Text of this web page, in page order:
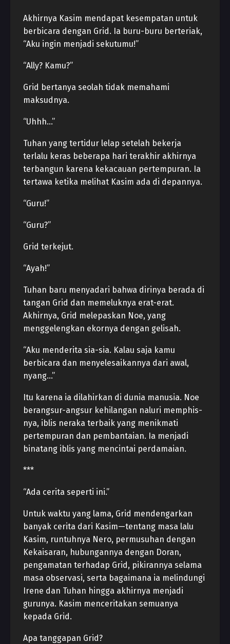
Akhirnya Kasim mendapat kesempatan untuk
berbicara dengan Grid. Ia buru-buru berteriak,
“Aku ingin menjadi sekutumu!”
“Ally? Kamu?”
Grid bertanya seolah tidak memahami
maksudnya.
“Uhhh…”
Tuhan yang tertidur lelap setelah bekerja
terlalu keras beberapa hari terakhir akhirnya
terbangun karena kekacauan pertempuran. Ia
tertawa ketika melihat Kasim ada di depannya.
“Guru!”
“Guru?”
Grid terkejut.
“Ayah!”
Tuhan baru menyadari bahwa dirinya berada di
tangan Grid dan memeluknya erat-erat.
Akhirnya, Grid melepaskan Noe, yang
menggelengkan ekornya dengan gelisah.
“Aku menderita sia-sia. Kalau saja kamu
berbicara dan menyelesaikannya dari awal,
nyang…”
Itu karena ia dilahirkan di dunia manusia. Noe
berangsur-angsur kehilangan naluri memphis-
nya, iblis neraka terbaik yang menikmati
pertempuran dan pembantaian. Ia menjadi
binatang iblis yang mencintai perdamaian.
***
“Ada cerita seperti ini.”
Untuk waktu yang lama, Grid mendengarkan
banyak cerita dari Kasim—tentang masa lalu
Kasim, runtuhnya Nero, permusuhan dengan
Kekaisaran, hubungannya dengan Doran,
pengamatan terhadap Grid, pikirannya selama
masa observasi, serta bagaimana ia melindungi
Irene dan Tuhan hingga akhirnya menjadi
gurunya. Kasim menceritakan semuanya
kepada Grid.
Apa tanggapan Grid?